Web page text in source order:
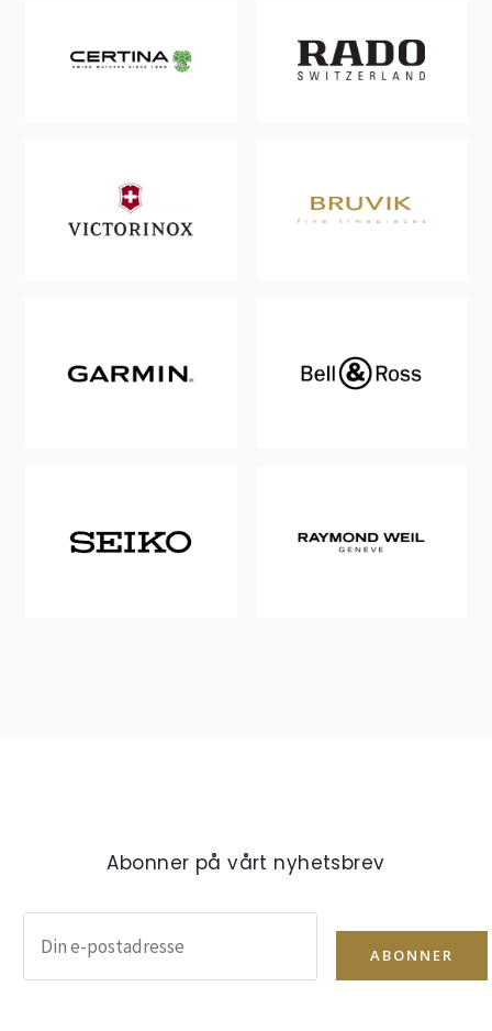
Abonner på vårt nyhetsbrev
ABONNER